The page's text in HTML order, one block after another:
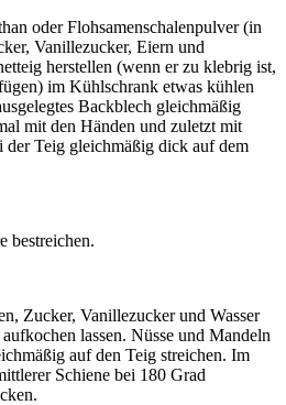
oder Flohsamenschalenpulver (in
Vanillezucker, Eiern und
herstellen (wenn er zu klebrig ist,
im Kühlschrank etwas kühlen
Backblech gleichmäßig
mit den Händen und zuletzt mit
Teig gleichmäßig dick auf dem
bestreichen.
Zucker, Vanillezucker und Wasser
lassen. Nüsse und Mandeln
auf den Teig streichen. Im
Schiene bei 180 Grad